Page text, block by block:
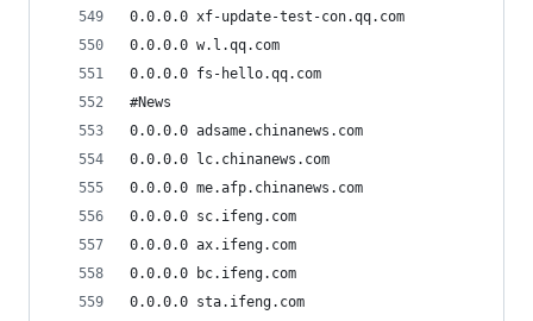
0.0.0.0 xf-update-test-con.qq.com
0.0.0.0 w.l.qq.com
0.0.0.0 fs-hello.qq.com
#News
0.0.0.0 adsame.chinanews.com
0.0.0.0 lc.chinanews.com
0.0.0.0 me.afp.chinanews.com
0.0.0.0 sc.ifeng.com
0.0.0.0 ax.ifeng.com
0.0.0.0 bc.ifeng.com
0.0.0.0 sta.ifeng.com